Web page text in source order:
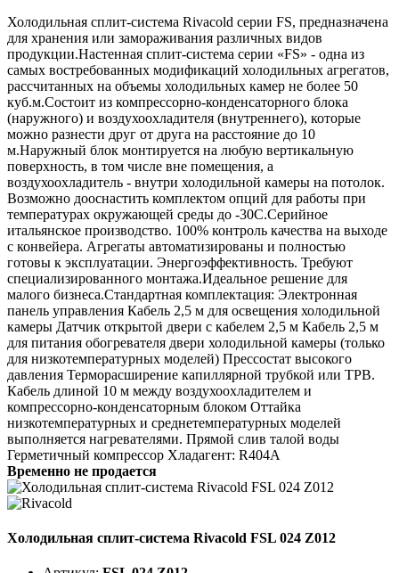
Холодильная сплит-система Rivacold серии FS, предназначена
для хранения или замораживания различных видов
продукции.Настенная сплит-система серии «FS» - одна из
самых востребованных модификаций холодильных агрегатов,
рассчитанных на объемы холодильных камер не более 50
куб.м.Состоит из компрессорно-конденсаторного блока
(наружного) и воздухоохладителя (внутреннего), которые
можно разнести друг от друга на расстояние до 10
м.Наружный блок монтируется на любую вертикальную
поверхность, в том числе вне помещения, а
воздухоохладитель - внутри холодильной камеры на потолок.
Возможно дооснастить комплектом опций для работы при
температурах окружающей среды до -30С.Серийное
итальянское производство. 100% контроль качества на выходе
с конвейера. Агрегаты автоматизированы и полностью
готовы к эксплуатации. Энергоэффективность. Требуют
специализированного монтажа.Идеальное решение для
малого бизнеса.Стандартная комплектация: Электронная
панель управления Кабель 2,5 м для освещения холодильной
камеры Датчик открытой двери с кабелем 2,5 м Кабель 2,5 м
для питания обогревателя двери холодильной камеры (только
для низкотемпературных моделей) Прессостат высокого
давления Терморасширение капиллярной трубкой или ТРВ.
Кабель длиной 10 м между воздухоохладителем и
компрессорно-конденсаторным блоком Оттайка
низкотемпературных и среднетемпературных моделей
выполняется нагревателями. Прямой слив талой воды
Герметичный компрессор Хладагент: R404A
Временно не продается
Холодильная сплит-система Rivacold FSL 024 Z012